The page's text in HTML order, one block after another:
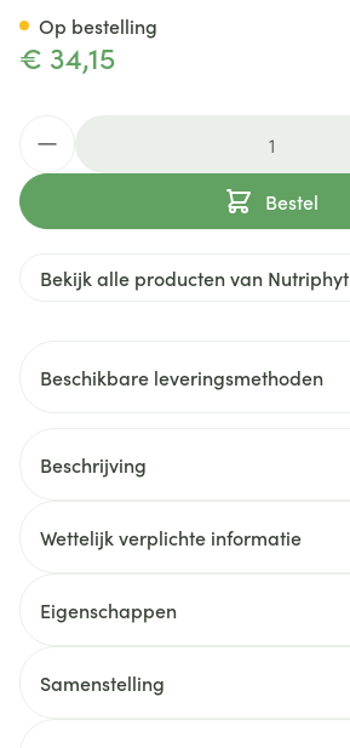
€ 34,15
Bestel
Op bestelling
Bekijk alle producten van Nutriphyt
Beschikbare leveringsmethoden
Beschrijving
Wettelijk verplichte informatie
Eigenschappen
Samenstelling